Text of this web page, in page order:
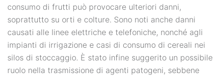
consumo di frutti può provocare ulteriori danni,
soprattutto su orti e colture. Sono noti anche danni
causati alle linee elettriche e telefoniche, nonché agli
impianti di irrigazione e casi di consumo di cereali nei
silos di stoccaggio. È stato infine suggerito un possibile
ruolo nella trasmissione di agenti patogeni, sebbene